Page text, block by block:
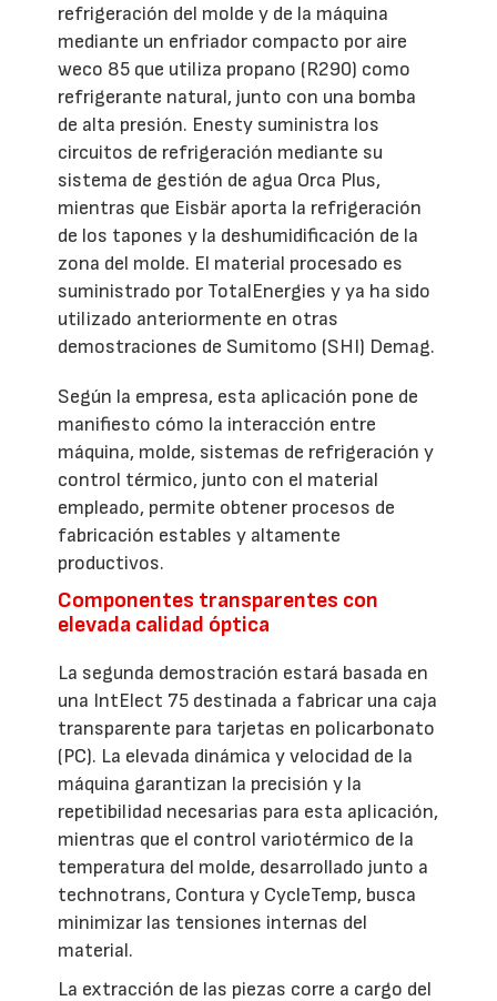
refrigeración del molde y de la máquina
mediante un enfriador compacto por aire
weco 85 que utiliza propano (R290) como
refrigerante natural, junto con una bomba
de alta presión. Enesty suministra los
circuitos de refrigeración mediante su
sistema de gestión de agua Orca Plus,
mientras que Eisbär aporta la refrigeración
de los tapones y la deshumidificación de la
zona del molde. El material procesado es
suministrado por TotalEnergies y ya ha sido
utilizado anteriormente en otras
demostraciones de Sumitomo (SHI) Demag.
Según la empresa, esta aplicación pone de
manifiesto cómo la interacción entre
máquina, molde, sistemas de refrigeración y
control térmico, junto con el material
empleado, permite obtener procesos de
fabricación estables y altamente
productivos.
Componentes transparentes con
elevada calidad óptica
La segunda demostración estará basada en
una IntElect 75 destinada a fabricar una caja
transparente para tarjetas en policarbonato
(PC). La elevada dinámica y velocidad de la
máquina garantizan la precisión y la
repetibilidad necesarias para esta aplicación,
mientras que el control variotérmico de la
temperatura del molde, desarrollado junto a
technotrans, Contura y CycleTemp, busca
minimizar las tensiones internas del
material.
La extracción de las piezas corre a cargo del